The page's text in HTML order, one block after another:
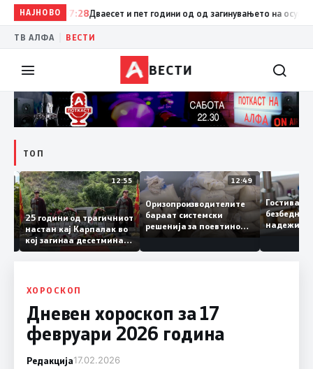
НАЈНОВО07:28Дваесет и пет години од од загинувањето на
ТВ АЛФА ВЕСТИ
ВЕСТИ
ТОП
13:04 12:55
25 години од трагичниот
настан кај Карпалак во
кој загинаа десетмина
македонски бранители
12:49
Оризопроизводителите
бараат системски
решенија за поевтино
производство
ХОРОСКОП
Дневен хороскоп за 17
февруари 2026 година
Редакција17.02.2026